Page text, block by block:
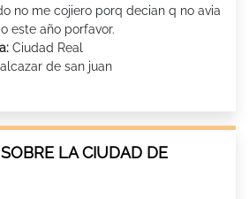
no me cojiero porq decian q no avia
este año porfavor.
Ciudad Real
alcazar de san juan
LA CIUDAD DE